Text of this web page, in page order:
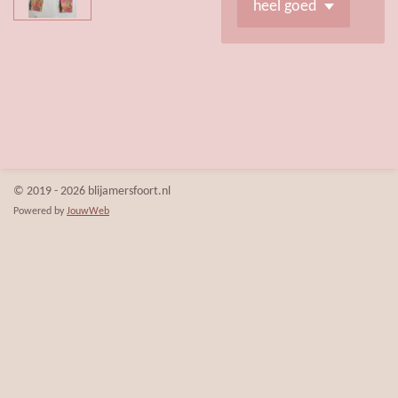
© 2019 - 2026 blijamersfoort.nl
Powered by JouwWeb